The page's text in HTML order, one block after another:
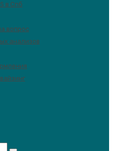
в Спб
вопрос
анализов